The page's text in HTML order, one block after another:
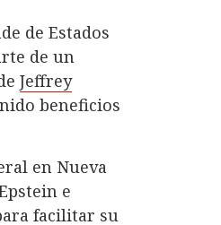
de Estados
de un
Jeffrey
beneficios
en Nueva
e
facilitar su